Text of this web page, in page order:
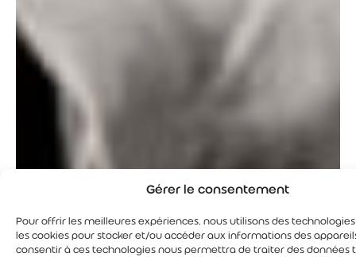
Gérer le consentement
Pour offrir les meilleures expériences, nous utilisons des
les cookies pour stocker et/ou accéder aux informations des
consentir à ces technologies nous permettra de traiter des données